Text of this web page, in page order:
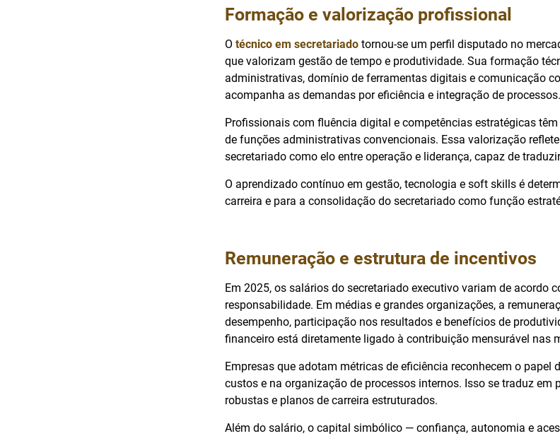
Formação e valorização profissional
O técnico em secretariado tornou-se um perfil disputado no
que valorizam gestão de tempo e produtividade. Sua formação
administrativas, domínio de ferramentas digitais e comunicação
acompanha as demandas por eficiência e integração de processos.
Profissionais com fluência digital e competências estratégicas
de funções administrativas convencionais. Essa valorização
secretariado como elo entre operação e liderança, capaz de
O aprendizado contínuo em gestão, tecnologia e soft skills é
carreira e para a consolidação do secretariado como função
Remuneração e estrutura de incentivos
Em 2025, os salários do secretariado executivo variam de acordo
responsabilidade. Em médias e grandes organizações, a
desempenho, participação nos resultados e benefícios de
financeiro está diretamente ligado à contribuição mensurável nas
Empresas que adotam métricas de eficiência reconhecem o papel
custos e na organização de processos internos. Isso se traduz em
robustas e planos de carreira estruturados.
Além do salário, o capital simbólico — confiança, autonomia e